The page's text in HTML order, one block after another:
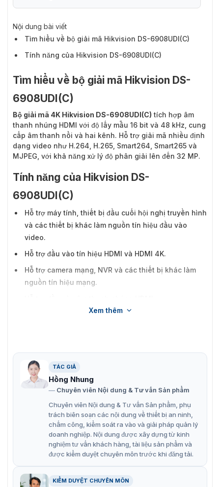
Nội dung bài viết
Tìm hiểu về bộ giải mã Hikvision DS-6908UDI(C)
Tính năng của Hikvision DS-6908UDI(C)
Tìm hiểu về bộ giải mã Hikvision DS-
6908UDI(C)
Bộ giải mã 4K Hikvision DS-6908UDI(C) tích hợp âm
thanh nhúng HDMI với độ lấy mẫu 16 bit và 48 kHz, cung
cấp âm thanh nổi và hai kênh. Hỗ trợ giải mã nhiều định
dạng video như H.264, H.265, Smart264, Smart265 và
MJPEG, với khả năng xử lý độ phân giải lên đến 32 MP.
Tính năng của Hikvision DS-
6908UDI(C)
Hỗ trợ máy tính, thiết bị đầu cuối hội nghị truyền hình
và các thiết bị khác làm nguồn tín hiệu đầu vào
video.
Hỗ trợ đầu vào tín hiệu HDMI và HDMI 4K.
Hỗ trợ camera mạng, NVR và các thiết bị khác làm
nguồn tín hiệu mạng.
Đầu vào âm thanh hỗ trợ lấy mẫu 16 bit và 48K Hz,
Hỗ trợ đầu ra video UHD 4K (3840 × 2160@30 Hz)
thông qua giao diện đầu ra HDMI 1.4.
Hỗ trợ hai phương pháp xuất âm thanh: xuất âm
thanh HDMI nhúng và xuất âm thanh ngoài.
Áp dụng công nghệ đồng bộ khung hình để đảm bảo
đồng bộ hoàn toàn hình ảnh từ tất cả các cổng xuất
ra, hình ảnh hoàn chỉnh, phát lại mượt mà, không bị
Hỗ trợ mã hóa H.264 và H.265 cho bo mạch đầu vào,
Xem thêm
TÁC GIẢ
Hồng Nhung
Chuyên viên Nội dung & Tư vấn Sản phẩm
Chuyên viên Nội dung & Tư vấn Sản phẩm, phụ
trách biên soạn các nội dung về thiết bị an ninh,
chấm công, kiểm soát ra vào và giải pháp quản lý
doanh nghiệp. Nội dung được xây dựng từ kinh
nghiệm tư vấn khách hàng, tài liệu sản phẩm và
được kiểm duyệt chuyên môn trước khi đăng tải.
KIỂM DUYỆT CHUYÊN MÔN